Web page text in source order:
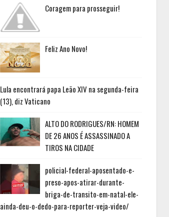
Coragem para prosseguir!
Feliz Ano Novo!
Lula encontrará papa Leão XIV na segunda-feira
(13), diz Vaticano
ALTO DO RODRIGUES/RN: HOMEM
DE 26 ANOS É ASSASSINADO A
TIROS NA CIDADE
policial-federal-aposentado-e-
preso-apos-atirar-durante-
briga-de-transito-em-natal-ele-
ainda-deu-o-dedo-para-reporter-veja-video/